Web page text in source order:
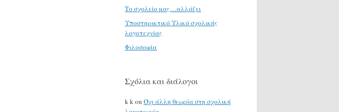
Το σχολείο μας…αλλάζει
Υποστηρικτικό Υλικό σχολικής
λογοτεχνίας
Φιλοσοφία
Σχόλια και διάλογοι
k kon Όχι άλλη θεωρία στη σχολική